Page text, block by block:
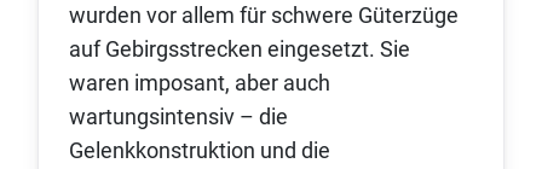
wurden vor allem für schwere Güterzüge
auf Gebirgsstrecken eingesetzt. Sie
waren imposant, aber auch
wartungsintensiv – die
Gelenkkonstruktion und die